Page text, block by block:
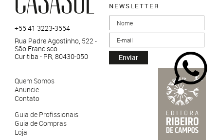
+55 41 3223-3554
Rua Padre Agostinho, 522 -
São Francisco
Curitiba - PR, 80430-050
Quem Somos
Anuncie
Contato
Guia de Profissionais
Guia de Compras
Loja
NEWSLETTER
Enviar